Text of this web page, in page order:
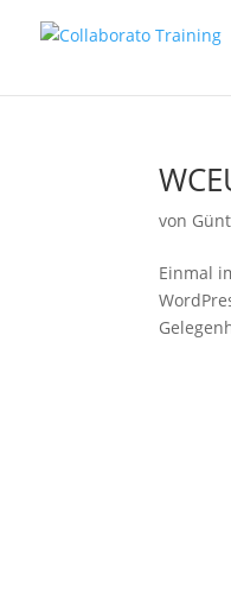
von
Einmal